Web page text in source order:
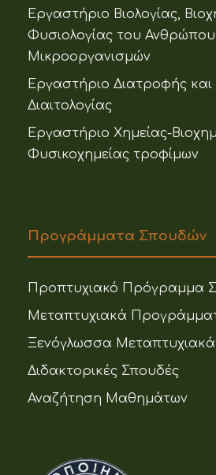
Εργαστήριο Βιολογίας,
Φυσιολογίας του Ανθρώπου
Μικροοργανισμών
Εργαστήριο Διατροφής και
Διαιτολογίας
Εργαστήριο Χημείας-
Φυσικοχημείας τροφίμων
Προγράμματα Σπουδών
Προπτυχιακό Πρόγραμμα
Μεταπτυχιακά
Ξενόγλωσσα Μεταπτυχιακά
Διδακτορικές Σπουδές
Αναζήτηση Μαθημάτων